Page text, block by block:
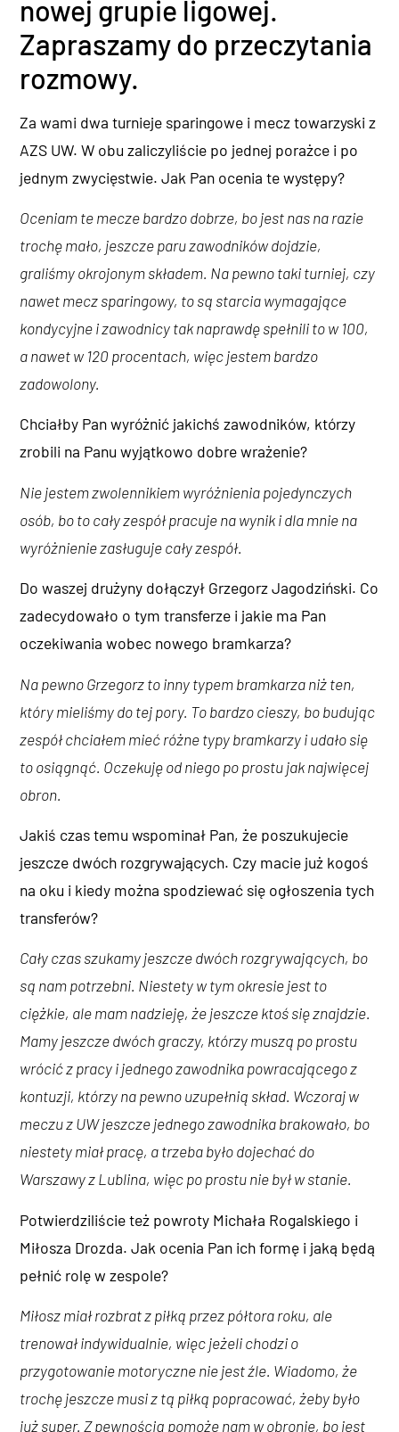
nowej grupie ligowej.
Zapraszamy do przeczytania
rozmowy.
Za wami dwa turnieje sparingowe i mecz towarzyski z
AZS UW. W obu zaliczyliście po jednej porażce i po
jednym zwycięstwie. Jak Pan ocenia te występy?
Oceniam te mecze bardzo dobrze, bo jest nas na razie
trochę mało, jeszcze paru zawodników dojdzie,
graliśmy okrojonym składem. Na pewno taki turniej, czy
nawet mecz sparingowy, to są starcia wymagające
kondycyjne i zawodnicy tak naprawdę spełnili to w 100,
a nawet w 120 procentach, więc jestem bardzo
zadowolony.
Chciałby Pan wyróżnić jakichś zawodników, którzy
zrobili na Panu wyjątkowo dobre wrażenie?
Nie jestem zwolennikiem wyróżnienia pojedynczych
osób, bo to cały zespół pracuje na wynik i dla mnie na
wyróżnienie zasługuje cały zespół.
Do waszej drużyny dołączył Grzegorz Jagodziński. Co
zadecydowało o tym transferze i jakie ma Pan
oczekiwania wobec nowego bramkarza?
Na pewno Grzegorz to inny typem bramkarza niż ten,
który mieliśmy do tej pory. To bardzo cieszy, bo budując
zespół chciałem mieć różne typy bramkarzy i udało się
to osiągnąć. Oczekuję od niego po prostu jak najwięcej
obron.
Jakiś czas temu wspominał Pan, że poszukujecie
jeszcze dwóch rozgrywających. Czy macie już kogoś
na oku i kiedy można spodziewać się ogłoszenia tych
transferów?
Cały czas szukamy jeszcze dwóch rozgrywających, bo
są nam potrzebni. Niestety w tym okresie jest to
ciężkie, ale mam nadzieję, że jeszcze ktoś się znajdzie.
Mamy jeszcze dwóch graczy, którzy muszą po prostu
wrócić z pracy i jednego zawodnika powracającego z
kontuzji, którzy na pewno uzupełnią skład. Wczoraj w
meczu z UW jeszcze jednego zawodnika brakowało, bo
niestety miał pracę, a trzeba było dojechać do
Warszawy z Lublina, więc po prostu nie był w stanie.
Potwierdziliście też powroty Michała Rogalskiego i
Miłosza Drozda. Jak ocenia Pan ich formę i jaką będą
pełnić rolę w zespole?
Miłosz miał rozbrat z piłką przez półtora roku, ale
trenował indywidualnie, więc jeżeli chodzi o
przygotowanie motoryczne nie jest źle. Wiadomo, że
trochę jeszcze musi z tą piłką popracować, żeby było
już super. Z pewnością pomoże nam w obronie, bo jest